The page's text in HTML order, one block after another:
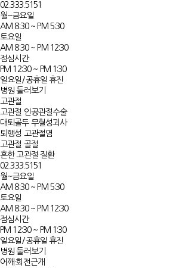
02.333.5151
월~금요일
AM 8:30 ~ PM 5:30
토요일
AM 8:30 ~ PM 12:30
점심시간
PM 12:30 ~ PM 1:30
일요일/공휴일 휴진
병원 둘러보기
고관절
고관절 인공관절수술
대퇴골두 무혈성괴사​
퇴행성 고관절염​​
고관절 골절
흔한 고관절 질환​​​​
02.333.5151
월~금요일
AM 8:30 ~ PM 5:30
토요일
AM 8:30 ~ PM 12:30
점심시간
PM 12:30 ~ PM 1:30
일요일/공휴일 휴진
병원 둘러보기
어깨·회전근개